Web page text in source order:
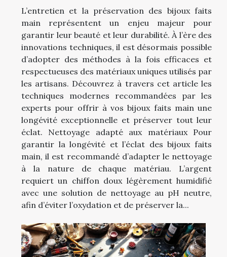
L’entretien et la préservation des bijoux faits
main représentent un enjeu majeur pour
garantir leur beauté et leur durabilité. À l’ère des
innovations techniques, il est désormais possible
d’adopter des méthodes à la fois efficaces et
respectueuses des matériaux uniques utilisés par
les artisans. Découvrez à travers cet article les
techniques modernes recommandées par les
experts pour offrir à vos bijoux faits main une
longévité exceptionnelle et préserver tout leur
éclat. Nettoyage adapté aux matériaux Pour
garantir la longévité et l’éclat des bijoux faits
main, il est recommandé d’adapter le nettoyage
à la nature de chaque matériau. L’argent
requiert un chiffon doux légèrement humidifié
avec une solution de nettoyage au pH neutre,
afin d’éviter l’oxydation et de préserver la...